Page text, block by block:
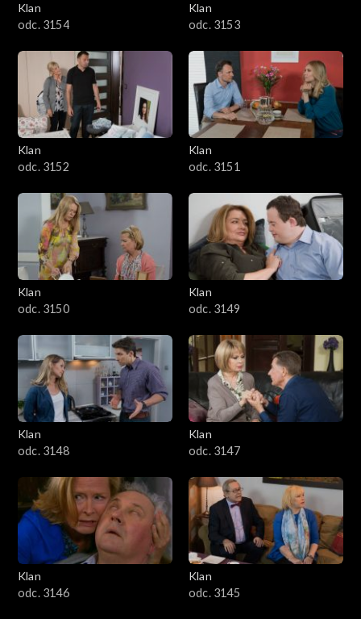
Klan
odc. 3154
Klan
odc. 3153
Klan
odc. 3152
Klan
odc. 3151
Klan
odc. 3150
Klan
odc. 3149
Klan
odc. 3148
Klan
odc. 3147
Klan
odc. 3146
Klan
odc. 3145